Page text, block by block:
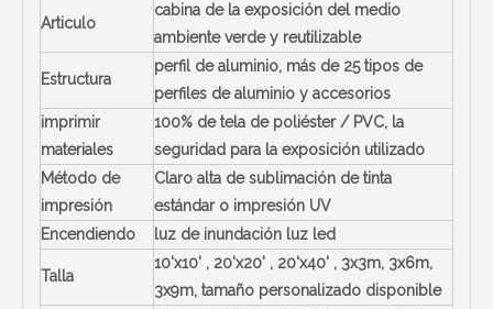
Articulo
cabina de la exposición del medio
ambiente verde y reutilizable
Estructura
perfil de aluminio, más de 25 tipos de
perfiles de aluminio y accesorios
imprimir
materiales
100% de tela de poliéster / PVC, la
seguridad para la exposición utilizado
Método de
impresión
Claro alta de sublimación de tinta
estándar o impresión UV
Encendiendo
luz de inundación luz led
Talla
10'x10' , 20'x20' , 20'x40' , 3x3m, 3x6m,
3x9m, tamaño personalizado disponible